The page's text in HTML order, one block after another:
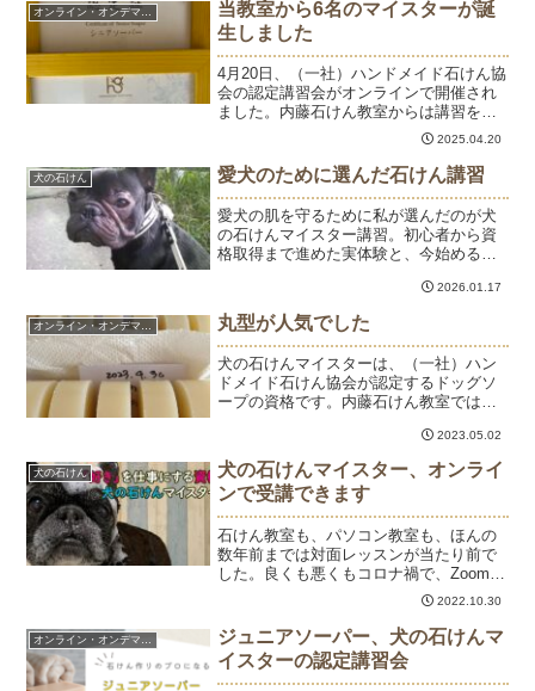
んから「シャンプーすると乾...
当教室から6名のマイスターが誕
生しました
4月20日、（一社）ハンドメイド石けん協
会の認定講習会がオンラインで開催され
ました。内藤石けん教室からは講習を修
了された6名さまが参加され、ジュニアソ
ーパー、犬の石けんマイスターが誕生し
ました。おめでとうございます！！！お
教室やショップをは...
2025.04.20
犬の石けん 愛犬のために選んだ石けん講習
愛犬の肌を守るために私が選んだのが犬
の石けんマイスター講習。初心者から資
格取得まで進めた実体験と、今始めるの
2026.01.17
丸型が人気でした
犬の石けんマイスターは、（一社）ハン
ドメイド石けん協会が認定するドッグソ
ープの資格です。内藤石けん教室では、
ます。わんちゃんにもナチュラルケアを
望む飼い主さんやわんちゃんケアを手作
りしたい犬の石けんを販売...
2023.05.02
犬の石けん
犬の石けんマイスター、オンライ
ンで受講できます
石けん教室も、パソコン教室も、ほんの
数年前までは対面レッスンが当たり前で
した。良くも悪くもコロナ禍で、Zoomな
どの存在が世の中に広く知られるように
なり、オンラインレッスンも一般的にな
りました。現在、犬の石けんマイスター
資格講座は、ほとんど...
2022.10.30
ジュニアソーパー、犬の石けんマ
イスターの認定講習会